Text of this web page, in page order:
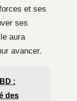
et ses
ses
aura
avancer.
:
des